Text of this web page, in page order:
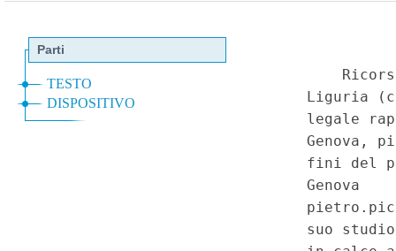
Stato per l'anno finanziario
per il triennio 2023-2025),
(23C00044)
Serie